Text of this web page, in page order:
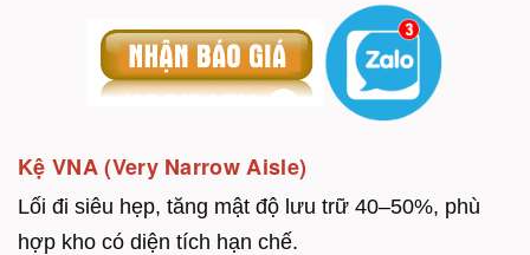
Kệ VNA (Very Narrow Aisle)
Lối đi siêu hẹp, tăng mật độ lưu trữ 40–50%, phù
hợp kho có diện tích hạn chế.